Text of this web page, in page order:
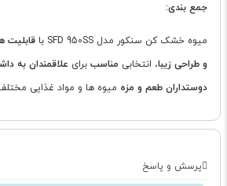
جمع بندی:
میوه خشک کن سنکور مدل SFD 950SS با
قابلیت
و طراحی زیبا، انتخابی مناسب برای علاقمندان به
دوستداران طعم و مزه میوه ها و مواد غذایی
پرسش و پاسخ